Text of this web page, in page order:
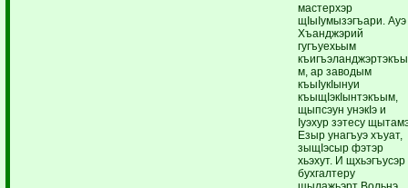
мастерхэр
щIыIумызэгъари. Ауэ
Хъанджэрий
гугъуехьым
къигъэланджэртэкъы
м, ар заводым
къыIукIынуи
къыщIэкIынтэкъым,
щыпсэун унэкIэ и
Iуэхур зэтесу
Езыр унагъуэ хъуат,
зыщIэсыр фэтэр
хьэхут. И щхьэгъусэр
бухгалтеру